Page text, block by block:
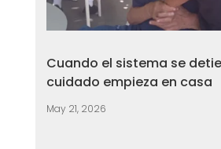
Cuando el sistema se
cuidado empieza en casa
May 21, 2026